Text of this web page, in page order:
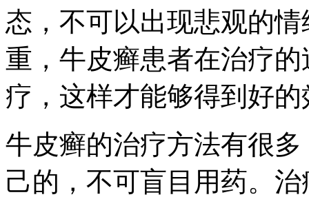
态，不可以出现悲观的
重，牛皮癣患者在治疗
疗，这样才能够得到好的
牛皮癣的治疗方法有很
己的，不可盲目用药。